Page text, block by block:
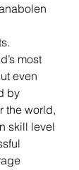
most
even
by
the world,
skill level